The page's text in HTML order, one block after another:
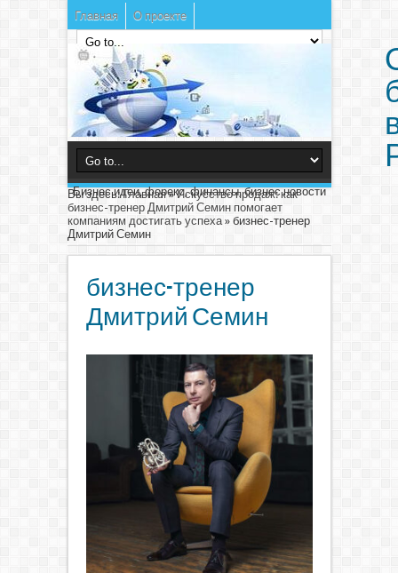
Главная О проекте
Бизнес идеи, форекс, финансы, бизнес новости
Вы здесь:Главная»Искусство продаж: как
бизнес-тренер Дмитрий Семин помогает
компаниям достигать успеха» бизнес-тренер
Дмитрий Семин
бизнес-тренер
Дмитрий Семин